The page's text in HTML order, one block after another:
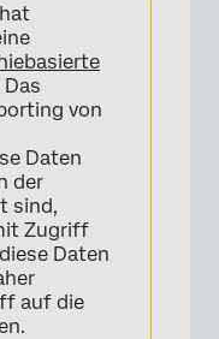
Das
von
Daten
der
sind,
Zugriff
Daten
auf die